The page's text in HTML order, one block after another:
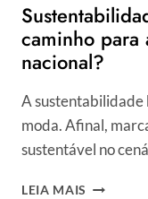
caminho
nacional?
A sustentabilidade
moda. Afinal,
sustentável no
LEIA MAIS